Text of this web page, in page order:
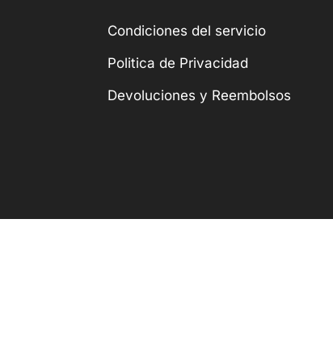
Condiciones del servicio
Politica de Privacidad
Devoluciones y Reembolsos